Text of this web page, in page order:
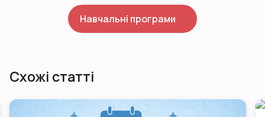
Навчальні програми
Схожі статті